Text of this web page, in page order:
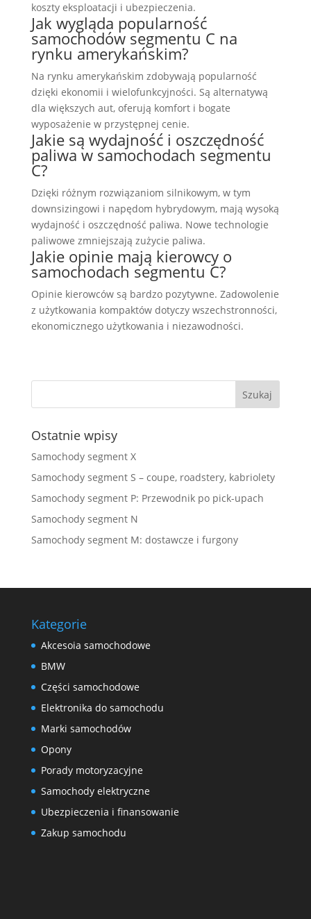
koszty eksploatacji i ubezpieczenia.
Jak wygląda popularność
samochodów segmentu C na
rynku amerykańskim?
Na rynku amerykańskim zdobywają popularność
dzięki ekonomii i wielofunkcyjności. Są alternatywą
dla większych aut, oferują komfort i bogate
wyposażenie w przystępnej cenie.
Jakie są wydajność i oszczędność
paliwa w samochodach segmentu
C?
Dzięki różnym rozwiązaniom silnikowym, w tym
downsizingowi i napędom hybrydowym, mają wysoką
wydajność i oszczędność paliwa. Nowe technologie
paliwowe zmniejszają zużycie paliwa.
Jakie opinie mają kierowcy o
samochodach segmentu C?
Opinie kierowców są bardzo pozytywne. Zadowolenie
z użytkowania kompaktów dotyczy wszechstronności,
ekonomicznego użytkowania i niezawodności.
Ostatnie wpisy
Samochody segment X
Samochody segment S – coupe, roadstery, kabriolety
Samochody segment P: Przewodnik po pick-upach
Samochody segment N
Samochody segment M: dostawcze i furgony
Kategorie
Akcesoia samochodowe
BMW
Części samochodowe
Elektronika do samochodu
Marki samochodów
Opony
Porady motoryzacyjne
Samochody elektryczne
Ubezpieczenia i finansowanie
Zakup samochodu